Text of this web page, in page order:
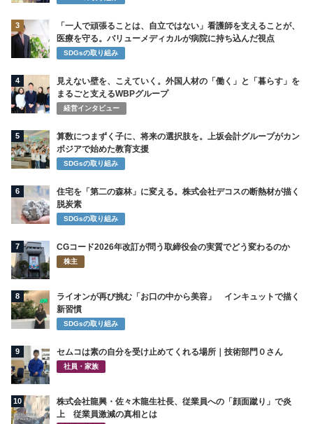
3
「一人で頑張ることは、自立ではない」看護師を支えることが、
医療を守る。バリューメディカルが病院に持ち込んだ視点
SDGsの取り組み
4
見えない壁を、こえていく。外国人材の「働く」と「暮らす」を
まるごと支えるWBPグループ
経営インタビュー
5
算数につまずく子に、将来の選択肢を。上坂会計グループがカン
ボジアで始めた教育支援
SDGsの取り組み
6
住宅を「第二の森林」に変える。株式会社デコスの断熱材が描く
脱炭素
SDGsの取り組み
7 CGコード2026年改訂が問う取締役会の実質でどう変わるのか
株主
8
ライオンが再び挑む「お口の中から美容」 インキュットで描く
新習慣
SDGsの取り組み
9 セムコは素の自分を受け止めてくれる場所｜技術部門０さん
社員・家族
10
株式会社龍興・佐々木龍生社長、従業員への「顔面蹴り」で炎
上 従業員激減の真相とは